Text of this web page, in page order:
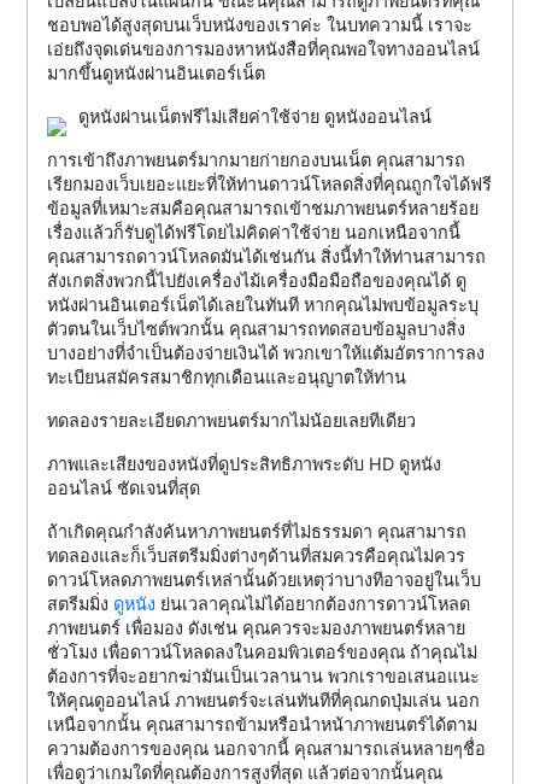
ชอบพอได้สูงสุดบนเว็บหนังของเราค่ะ ในบทความนี้ เราจะ
เอ่ยถึงจุดเด่นของการมองหาหนังสือที่คุณพอใจทางออนไลน์
มากขึ้นดูหนังผ่านอินเตอร์เน็ต
ดูหนังผ่านเน็ตฟรีไม่เสียค่าใช้จ่าย ดูหนังออนไลน์
การเข้าถึงภาพยนตร์มากมายก่ายกองบนเน็ต คุณสามารถ
เรียกมองเว็บเยอะแยะที่ให้ท่านดาวน์โหลดสิ่งที่คุณถูกใจได้ฟรี
ข้อมูลที่เหมาะสมคือคุณสามารถเข้าชมภาพยนตร์หลายร้อย
เรื่องแล้วก็รับดูได้ฟรีโดยไม่คิดค่าใช้จ่าย นอกเหนือจากนี้
คุณสามารถดาวน์โหลดมันได้เช่นกัน สิ่งนี้ทำให้ท่านสามารถ
สังเกตสิ่งพวกนี้ไปยังเครื่องไม้เครื่องมือมือถือของคุณได้ ดู
หนังผ่านอินเตอร์เน็ตได้เลยในทันที หากคุณไม่พบข้อมูลระบุ
ตัวตนในเว็บไซต์พวกนั้น คุณสามารถทดสอบข้อมูลบางสิ่ง
บางอย่างที่จำเป็นต้องจ่ายเงินได้ พวกเขาให้แต้มอัตราการลง
ทะเบียนสมัครสมาชิกทุกเดือนและอนุญาตให้ท่าน
ทดลองรายละเอียดภาพยนตร์มากไม่น้อยเลยทีเดียว
ภาพและเสียงของหนังที่ดูประสิทธิภาพระดับ HD ดูหนัง
ออนไลน์ ชัดเจนที่สุด
ถ้าเกิดคุณกำลังค้นหาภาพยนตร์ที่ไม่ธรรมดา คุณสามารถ
ทดลองและก็เว็บสตรีมมิ่งต่างๆด้านที่สมควรคือคุณไม่ควร
ดาวน์โหลดภาพยนตร์เหล่านั้นด้วยเหตุว่าบางทีอาจอยู่ในเว็บ
สตรีมมิ่ง ดูหนัง ย่นเวลาคุณไม่ได้อยากต้องการดาวน์โหลด
ภาพยนตร์ เพื่อมอง ดังเช่น คุณควรจะมองภาพยนตร์หลาย
ชั่วโมง เพื่อดาวน์โหลดลงในคอมพิวเตอร์ของคุณ ถ้าคุณไม่
ต้องการที่จะอยากฆ่ามันเป็นเวลานาน พวกเราขอเสนอแนะ
ให้คุณดูออนไลน์ ภาพยนตร์จะเล่นทันทีที่คุณกดปุ่มเล่น นอก
เหนือจากนั้น คุณสามารถข้ามหรือนำหน้าภาพยนตร์ได้ตาม
ความต้องการของคุณ นอกจากนี้ คุณสามารถเล่นหลายๆชื่อ
เพื่อดูว่าเกมใดที่คุณต้องการสูงที่สุด แล้วต่อจากนั้นคุณ